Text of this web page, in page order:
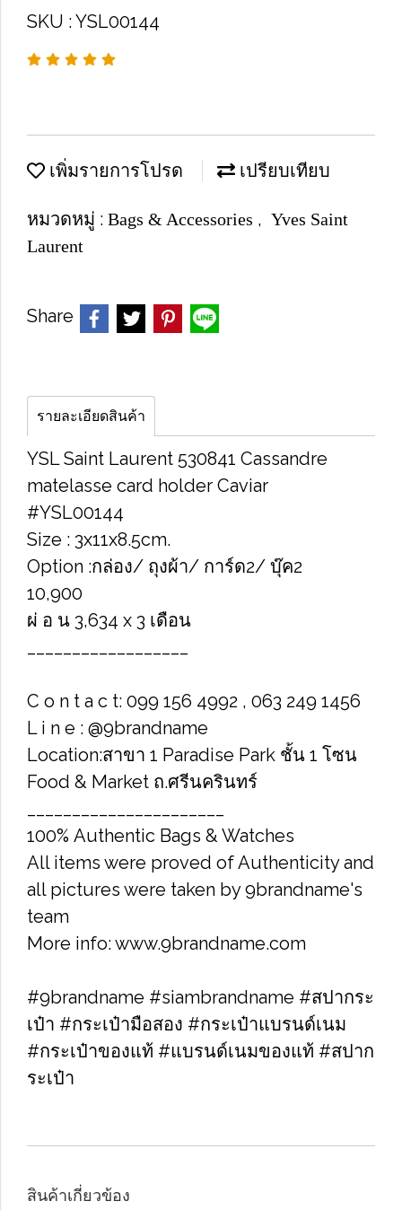
SKU : YSL00144
เพิ่มรายการโปรด เปรียบเทียบ
หมวดหมู่ : Bags & Accessories , Yves Saint
Laurent
Share
รายละเอียดสินค้า
YSL Saint Laurent 530841 Cassandre
matelasse card holder Caviar
#YSL00144
Size : 3x11x8.5cm.
Option :กล่อง/ ถุงผ้า/ การ์ด2/ บุ๊ค2
10,900
ผ่ อ น 3,634 x 3 เดือน
C o n t a c t: 099 156 4992 , 063 249 1456
L i n e : @9brandname
Location:สาขา 1 Paradise Park ชั้น 1 โซน
Food & Market ถ.ศรีนครินทร์
100% Authentic Bags & Watches
All items were proved of Authenticity and
all pictures were taken by 9brandname's
team
More info: www.9brandname.com
#9brandname #siambrandname #สปากระ
เป๋า #กระเป๋ามือสอง #กระเป๋าแบรนด์เนม
#กระเป๋าของแท้ #แบรนด์เนมของแท้ #สปาก
ระเป๋า
สินค้าเกี่ยวข้อง